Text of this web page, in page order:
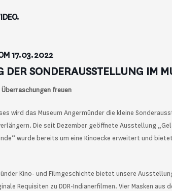
17.03.2022
DER SONDERAUSSTELLUNG IM
freuen
wird das Museum Angermünder die kleine
Die seit Dezember geöffnete Ausstellung
wurde bereits um eine Kinoecke erweitert und
Kino- und Filmgeschichte bietet unsere
Requisiten zu DDR-Indianerfilmen. Vier Masken aus